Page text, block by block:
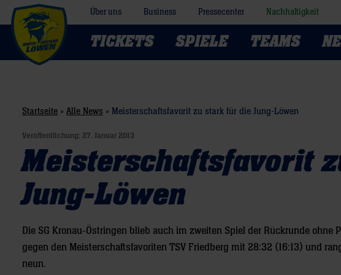
Über uns Business Pressecenter Nachhaltigkeit
TICKETS SPIELE TEAMS
Startseite » Alle News » Meisterschaftsfavorit zu stark für die Jung-Löwen
Veröffentlichung: 27. Januar 2013
Meisterschaftsfavorit
Jung-Löwen
Die SG Kronau-Östringen blieb auch im zweiten Spiel der Rückrunde
gegen den Meisterschaftsfavoriten TSV Friedberg mit 28:32 (16:13) und
neun.